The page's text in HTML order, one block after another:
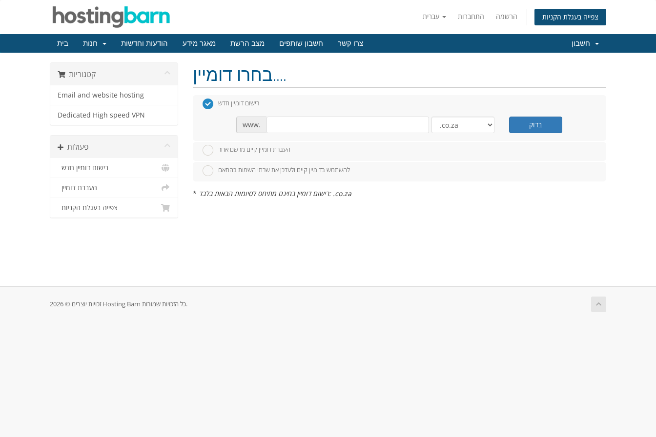
התחברות הרשמה צפייה בעגלת הקניות
בית הודעות וחדשות מאגר מידע מצב הרשת חשבון שותפים צרו קשר
קטגוריות
Email and website hosting
Dedicated High speed VPN
פעולות
רישום דומיין חדש
העברת דומיין
צפייה בעגלת הקניות
בחרו דומיין....
רישום דומיין חדש
www. בדוק
העברת דומיין קיים מרשם אחר
להשתמש בדומיין קיים ולעדכן את שרתי השמות בהתאם
* רישום דומיין בחינם מתיחס לסיומות הבאות בלבד: .co.za
זכויות יוצרים © 2026 Hosting Barn כל הזכויות שמורות.